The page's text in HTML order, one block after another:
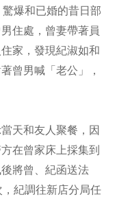
爆和已婚的昔日部
住處，曾妻帶著員
家，發現紀淑如和
曾男喊「老公」，
天和友人聚餐，因
在曾家床上採集到
將曾、紀函送法
紀調往新店分局任